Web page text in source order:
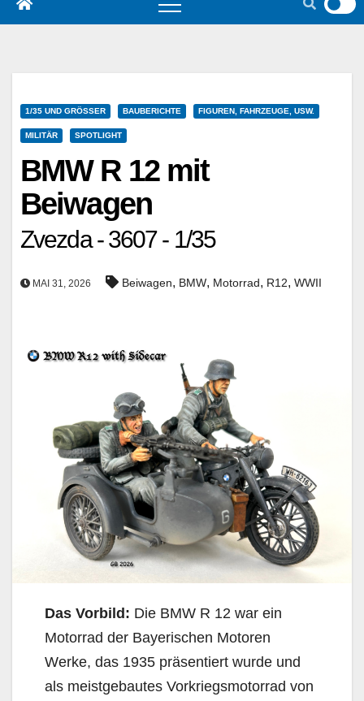
1/35 UND GRÖSSER BAUBERICHTE FIGUREN, FAHRZEUGE, USW.
MILITÄR SPOTLIGHT
BMW R 12 mit
Beiwagen
Zvezda - 3607 - 1/35
MAI 31, 2026 Beiwagen, BMW, Motorrad, R12, WWII
Das Vorbild: Die BMW R 12 war ein
Motorrad der Bayerischen Motoren
Werke, das 1935 präsentiert wurde und
als meistgebautes Vorkriegsmotorrad von